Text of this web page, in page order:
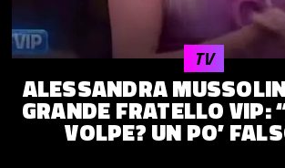
ALESSANDRA
GRANDE FRATELLO VIP:
VOLPE? UN PO’
TV